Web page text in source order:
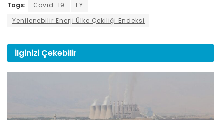
Tags: Covid-19
EY
Yenilenebilir Enerji Ülke Çekiliği Endeksi
İlginizi Çekebilir